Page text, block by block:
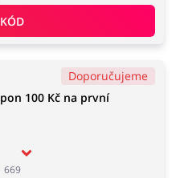
Dům, interiér a zahrada
Erotika
Doporučujeme
100 Kč na první
669